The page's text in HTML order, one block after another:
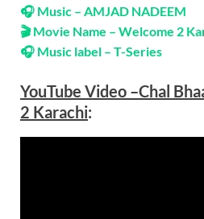
🎧 Music – AMJAD NADEEM
🎬 Movie Name – Welcome 2
🎧 Music label – T-Series
YouTube Video –Chal
2 Karachi: